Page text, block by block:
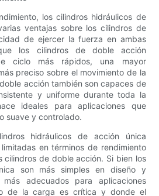
los cilindros hidráulicos de
ventajas sobre los cilindros de
de ejercer la fuerza en ambas
los cilindros de doble acción
ciclo más rápidos, una mayor
preciso sobre el movimiento de la
acción también son capaces de
y uniforme durante toda la
ideales para aplicaciones que
suave y controlado.
hidráulicos de acción única
en términos de rendimiento
cilindros de doble acción. Si bien los
son más simples en diseño y
adecuados para aplicaciones
de la carga es crítica y donde el